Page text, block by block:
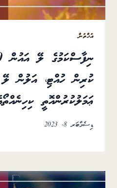
އުޚްތުން
ކުރިން ހުއްޓި، އަލުން
ޢަމަލުކުރުންއޮތީ
ޑިސެމްބަރ 8, 2023